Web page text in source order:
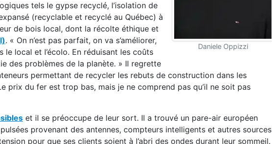
Daniele Oppizzi
tels le gypse recyclé, l’isolation de
(recyclable et recyclé au Québec) à
de bois local, dont la récolte éthique et
. « On n’est pas parfait, on va s’améliorer,
local et l’écolo. En réduisant les coûts
des problèmes de la planète. » Il regrette
permettant de recycler les rebuts de construction dans les
prix du fer est trop bas, mais je ne comprend pas qu’il ne soit pas
et il se préoccupe de leur sort. Il a trouvé un pare-air européen
provenant des antennes, compteurs intelligents et autres sources
pour que ses clients soient à l’abri des ondes durant leur sommeil.